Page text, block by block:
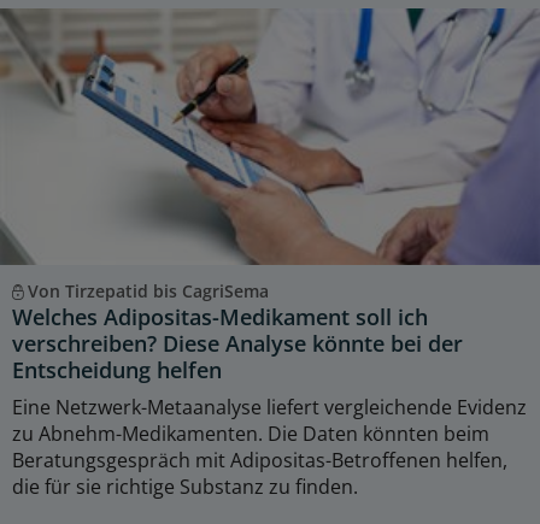
Von Tirzepatid bis CagriSema
Welches Adipositas-Medikament soll ich
verschreiben? Diese Analyse könnte bei der
Entscheidung helfen
Eine Netzwerk-Metaanalyse liefert vergleichende Evidenz
zu Abnehm-Medikamenten. Die Daten könnten beim
Beratungsgespräch mit Adipositas-Betroffenen helfen,
die für sie richtige Substanz zu finden.